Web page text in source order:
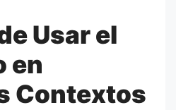
Usar el
en
Contextos